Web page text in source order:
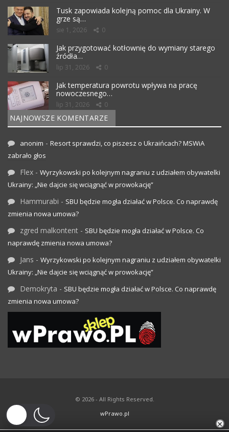
Tusk zapowiada kolejną pomoc dla Ukrainy. W
grze są…
sie 1, 2026 0
Jak przygotować kotłownię do wymiany starego
źródła…
lip 31, 2026 0
Jak temperatura powrotu wpływa na pracę
nowoczesnego…
lip 31, 2026 0
NAJNOWSZE KOMENTARZE
anonim - Resort sprawdzi, co piszesz o Ukraińcach? MSWiA
zabrało głos
Flex - Wyrzykowski po kolejnym nagraniu z udziałem obywatelki
Ukrainy: „Nie dajcie się wciągnąć w prowokację”
Hammurabi - SBU będzie mogła działać w Polsce. Co naprawdę
zmienia nowa umowa?
zgred malkontent - SBU będzie mogła działać w Polsce. Co
naprawdę zmienia nowa umowa?
Jans - Wyrzykowski po kolejnym nagraniu z udziałem obywatelki
Ukrainy: „Nie dajcie się wciągnąć w prowokację”
Demokryta - SBU będzie mogła działać w Polsce. Co naprawdę
zmienia nowa umowa?
© 2026 - All Rights Reserved.
wPrawo.pl
×